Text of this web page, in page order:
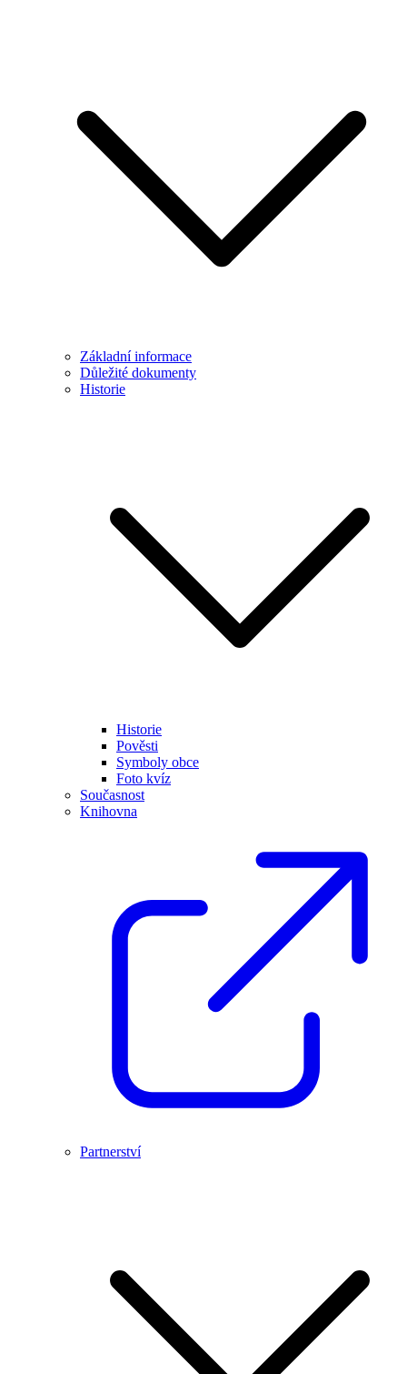
Základní informace
Důležité dokumenty
Historie
Historie
Pověsti
Symboly obce
Foto kvíz
Současnost
Knihovna
Partnerství